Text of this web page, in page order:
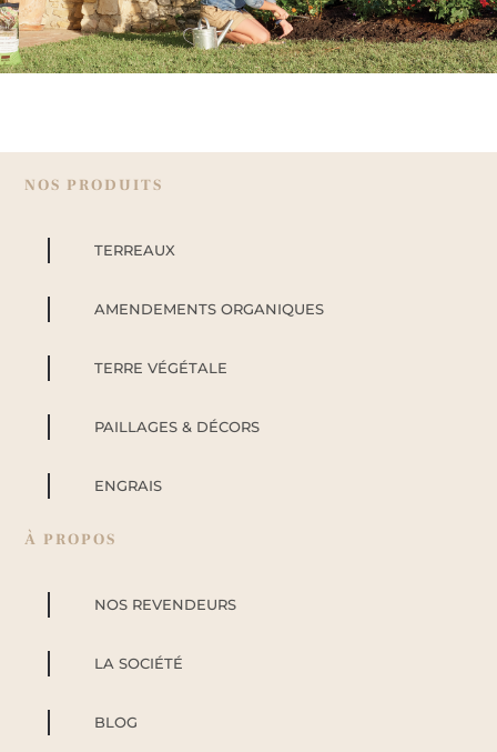
NOS PRODUITS
TERREAUX
AMENDEMENTS ORGANIQUES
TERRE VÉGÉTALE
PAILLAGES & DÉCORS
ENGRAIS
À PROPOS
NOS REVENDEURS
LA SOCIÉTÉ
BLOG